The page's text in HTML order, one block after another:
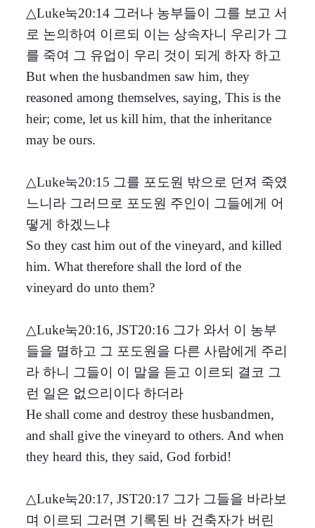
△Luke눅20:14 그러나 농부들이 그를 보고 서
로 논의하여 이르되 이는 상속자니 우리가 그
를 죽여 그 유업이 우리 것이 되게 하자 하고
But when the husbandmen saw him, they
reasoned among themselves, saying, This is the
heir; come, let us kill him, that the inheritance
may be ours.
△Luke눅20:15 그를 포도원 밖으로 던져 죽였
느니라 그러므로 포도원 주인이 그들에게 어
떻게 하겠느냐
So they cast him out of the vineyard, and killed
him. What therefore shall the lord of the
vineyard do unto them?
△Luke눅20:16, JST20:16 그가 와서 이 농부
들을 멸하고 그 포도원을 다른 사람에게 주리
라 하니 그들이 이 말을 듣고 이르되 결코 그
런 일은 없으리이다 하더라
He shall come and destroy these husbandmen,
and shall give the vineyard to others. And when
they heard this, they said, God forbid!
△Luke눅20:17, JST20:17 그가 그들을 바라보
며 이르되 그러면 기록된 바 건축자가 버린